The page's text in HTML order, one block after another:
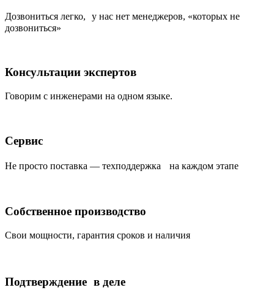
Дозвониться легко, у нас нет менеджеров, «которых не
дозвониться»
Консультации экспертов
Говорим с инженерами на одном языке.
Сервис
Не просто поставка — техподдержка на каждом этапе
Собственное производство
Свои мощности, гарантия сроков и наличия
Подтверждение в деле